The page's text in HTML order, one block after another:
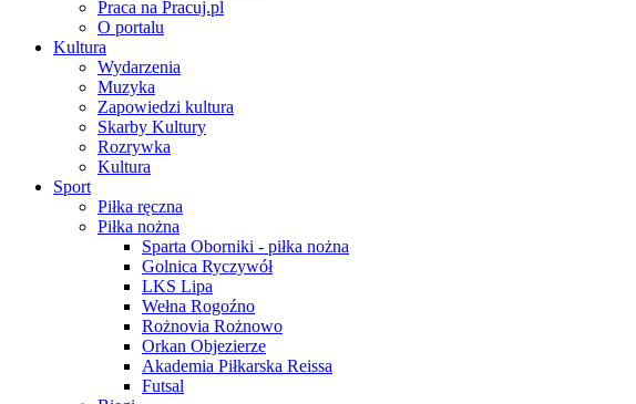
Praca na Pracuj.pl
O portalu
Kultura
Wydarzenia
Muzyka
Zapowiedzi kultura
Skarby Kultury
Rozrywka
Kultura
Sport
Piłka ręczna
Piłka nożna
Sparta Oborniki - piłka nożna
Golnica Ryczywół
LKS Lipa
Wełna Rogoźno
Rożnovia Rożnowo
Orkan Objezierze
Akademia Piłkarska Reissa
Futsal